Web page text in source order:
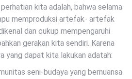
kita adalah, bahwa selama
memproduksi artefak- artefak
dan cukup mempengaruhi
gerakan kita sendiri. Karena
yang dapat kita lakukan adatah:
seni-budaya yang bernuansa